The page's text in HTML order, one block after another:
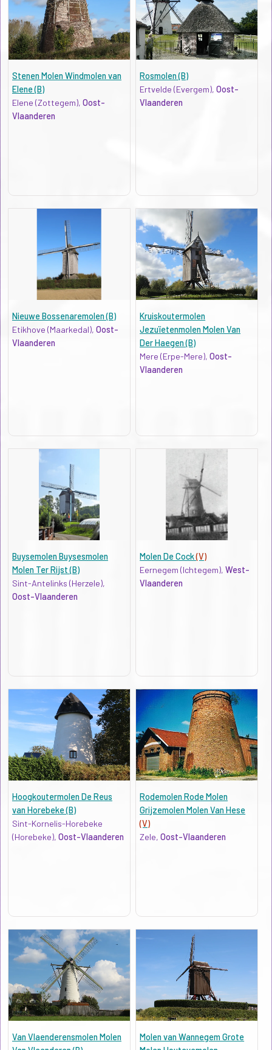
Stenen Molen Windmolen van
Elene (B)
Elene (Zottegem), Oost-
Vlaanderen
Rosmolen (B)
Ertvelde (Evergem),Oost-
Vlaanderen
Nieuwe Bossenaremolen (B)
Etikhove (Maarkedal), Oost-
Vlaanderen
Kruiskoutermolen
Jezuïetenmolen Molen Van
Der Haegen (B)
Mere (Erpe-Mere),Oost-
Vlaanderen
Buysemolen Buysesmolen
Molen Ter Rijst (B)
Sint-Antelinks (Herzele),
Oost-Vlaanderen
Molen De Cock(V)
Eernegem (Ichtegem),West-
Vlaanderen
Hoogkoutermolen De Reus
van Horebeke (B)
Sint-Kornelis-Horebeke
(Horebeke), Oost-Vlaanderen
Rodemolen Rode Molen
Grijzemolen Molen Van Hese
(V)
Zele,Oost-Vlaanderen
Van Vlaenderensmolen Molen
Molen van Wannegem Grote